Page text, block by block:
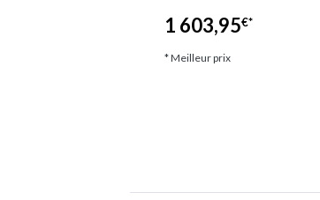
1 603,95€*
* Meilleur prix